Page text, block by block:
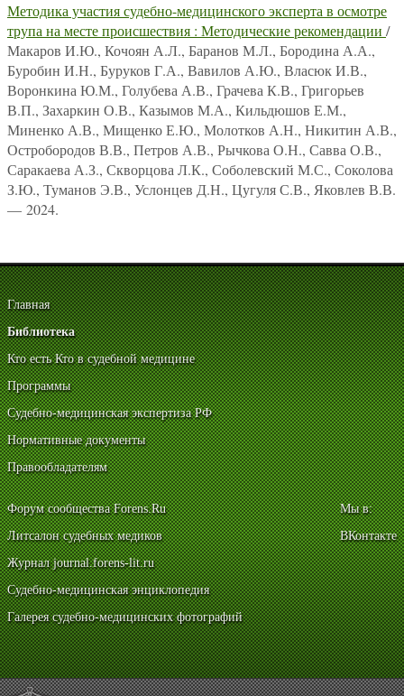
Методика участия судебно-медицинского эксперта в осмотре
трупа на месте происшествия : Методические рекомендации /
Макаров И.Ю., Кочоян А.Л., Баранов М.Л., Бородина А.А.,
Буробин И.Н., Буруков Г.А., Вавилов А.Ю., Власюк И.В.,
Воронкина Ю.М., Голубева А.В., Грачева К.В., Григорьев
В.П., Захаркин О.В., Казымов М.А., Кильдюшов Е.М.,
Миненко А.В., Мищенко Е.Ю., Молотков А.Н., Никитин А.В.,
Остробородов В.В., Петров А.В., Рычкова О.Н., Савва О.В.,
Саракаева А.З., Скворцова Л.К., Соболевский М.С., Соколова
З.Ю., Туманов Э.В., Услонцев Д.Н., Цугуля С.В., Яковлев В.В.
— 2024.
Главная
Библиотека
Кто есть Кто в судебной медицине
Программы
Судебно-медицинская экспертиза РФ
Нормативные документы
Правообладателям
Форум сообщества Forens.Ru
Литсалон судебных медиков
Журнал journal.forens-lit.ru
Судебно-медицинская энциклопедия
Галерея судебно-медицинских фотографий
Мы в:
ВКонтакте